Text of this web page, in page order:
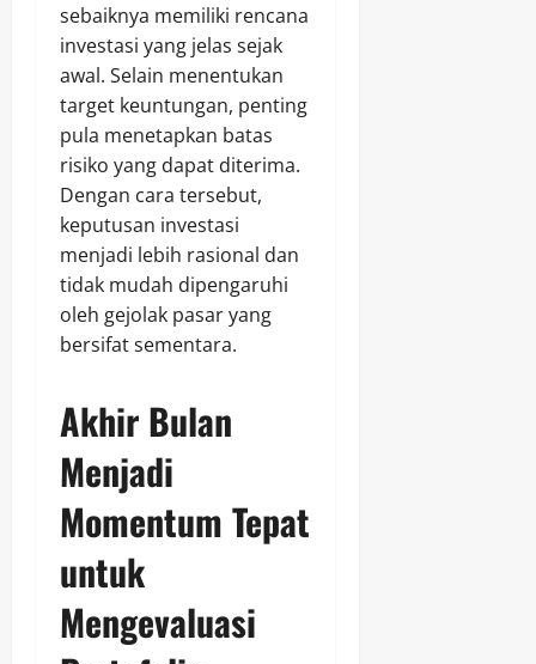
sebaiknya memiliki rencana
investasi yang jelas sejak
awal. Selain menentukan
target keuntungan, penting
pula menetapkan batas
risiko yang dapat diterima.
Dengan cara tersebut,
keputusan investasi
menjadi lebih rasional dan
tidak mudah dipengaruhi
oleh gejolak pasar yang
bersifat sementara.
Akhir Bulan
Menjadi
Momentum Tepat
untuk
Mengevaluasi